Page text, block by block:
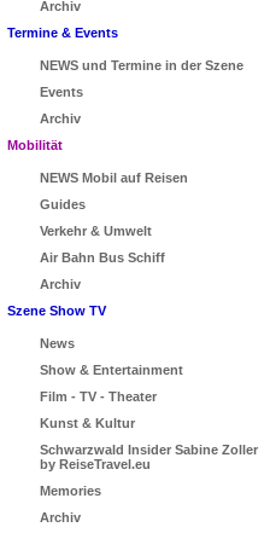
Archiv
Termine & Events
NEWS und Termine in der Szene
Events
Archiv
Mobilität
NEWS Mobil auf Reisen
Guides
Verkehr & Umwelt
Air Bahn Bus Schiff
Archiv
Szene Show TV
News
Show & Entertainment
Film - TV - Theater
Kunst & Kultur
Schwarzwald Insider Sabine Zoller
by ReiseTravel.eu
Memories
Archiv